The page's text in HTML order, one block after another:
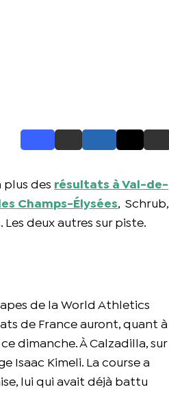
plus des résultats à Val-de-
Champs-Élysées, Schrub,
deux autres sur piste.
de la World Athletics
de France auront, quant à
dimanche. À Calzadilla, sur
Isaac Kimeli. La course a
lui qui avait déjà battu